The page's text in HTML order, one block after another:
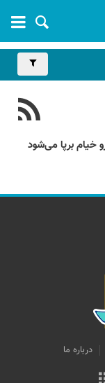
خیام برپا می‌شود
درباره ما